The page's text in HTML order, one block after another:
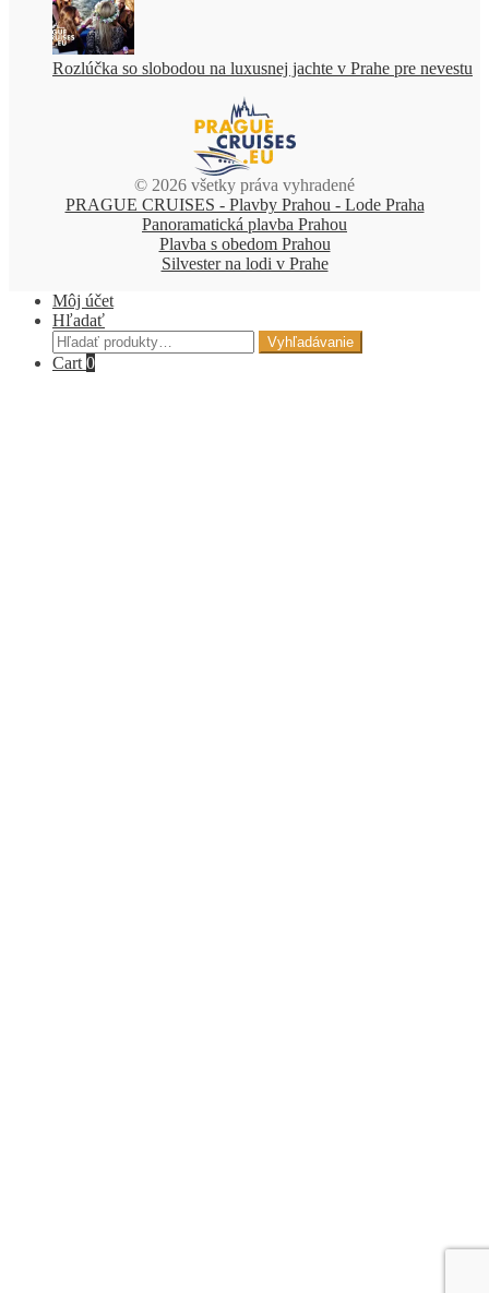
Rozlúčka so slobodou na luxusnej jachte v Prahe pre nevestu
© 2026 všetky práva vyhradené
PRAGUE CRUISES - Plavby Prahou - Lode Praha
Panoramatická plavba Prahou
Plavba s obedom Prahou
Silvester na lodi v Prahe
Môj účet
Hľadať
Hľadať:
Vyhľadávanie
Cart 0